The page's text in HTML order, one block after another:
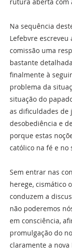
Na sequência
Lefebvre escreveu
comissão uma
bastante
finalmente à
problema da
situação do
as dificuldades de
desobediência e
porque estas
católico na fé e no
Sem entrar nas
herege, cismático
conduzem a
não poderemos
em consciência,
promulgação do
claramente a nova